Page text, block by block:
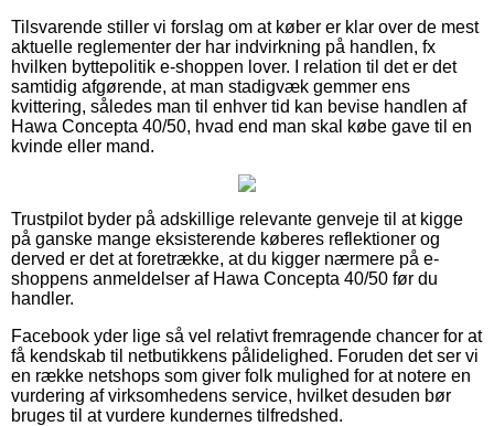
Tilsvarende stiller vi forslag om at køber er klar over de mest
aktuelle reglementer der har indvirkning på handlen, fx
hvilken byttepolitik e-shoppen lover. I relation til det er det
samtidig afgørende, at man stadigvæk gemmer ens
kvittering, således man til enhver tid kan bevise handlen af
Hawa Concepta 40/50, hvad end man skal købe gave til en
kvinde eller mand.
Trustpilot byder på adskillige relevante genveje til at kigge
på ganske mange eksisterende køberes reflektioner og
derved er det at foretrække, at du kigger nærmere på e-
shoppens anmeldelser af Hawa Concepta 40/50 før du
handler.
Facebook yder lige så vel relativt fremragende chancer for at
få kendskab til netbutikkens pålidelighed. Foruden det ser vi
en række netshops som giver folk mulighed for at notere en
vurdering af virksomhedens service, hvilket desuden bør
bruges til at vurdere kundernes tilfredshed.